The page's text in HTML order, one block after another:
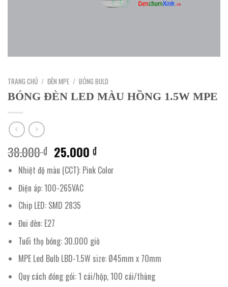
TRANG CHỦ / ĐÈN MPE / BÓNG BULD
BÓNG ĐÈN LED MÀU HỒNG 1.5W MPE
38.000₫ Giá
gốc
là:
38.000 ₫.
25.000₫Giá
hiện
tại
Nhiệt độ màu (CCT): Pink Color
Điện áp: 100-265VAC
Chip LED: SMD 2835
Đui đèn: E27
Tuổi thọ bóng: 30.000 giờ
MPE Led Bulb LBD-1.5W size: Ø45mm x 70mm
Quy cách đóng gói: 1 cái/hộp, 100 cái/thùng